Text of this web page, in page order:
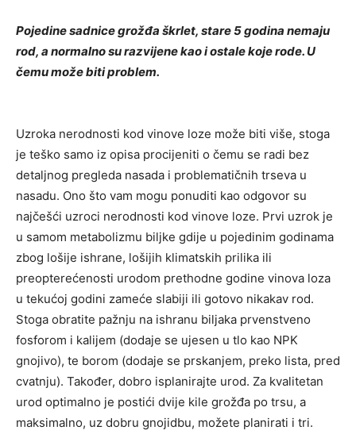
Pojedine sadnice grožđa škrlet, stare 5 godina nemaju
rod, a normalno su razvijene kao i ostale koje rode. U
čemu može biti problem.
Uzroka nerodnosti kod vinove loze može biti više, stoga
je teško samo iz opisa procijeniti o čemu se radi bez
detaljnog pregleda nasada i problematičnih trseva u
nasadu. Ono što vam mogu ponuditi kao odgovor su
najčešći uzroci nerodnosti kod vinove loze. Prvi uzrok je
u samom metabolizmu biljke gdije u pojedinim godinama
zbog lošije ishrane, lošijih klimatskih prilika ili
preopterećenosti urodom prethodne godine vinova loza
u tekućoj godini zameće slabiji ili gotovo nikakav rod.
Stoga obratite pažnju na ishranu biljaka prvenstveno
fosforom i kalijem (dodaje se ujesen u tlo kao NPK
gnojivo), te borom (dodaje se prskanjem, preko lista, pred
cvatnju). Također, dobro isplanirajte urod. Za kvalitetan
urod optimalno je postići dvije kile grožđa po trsu, a
maksimalno, uz dobru gnojidbu, možete planirati i tri.